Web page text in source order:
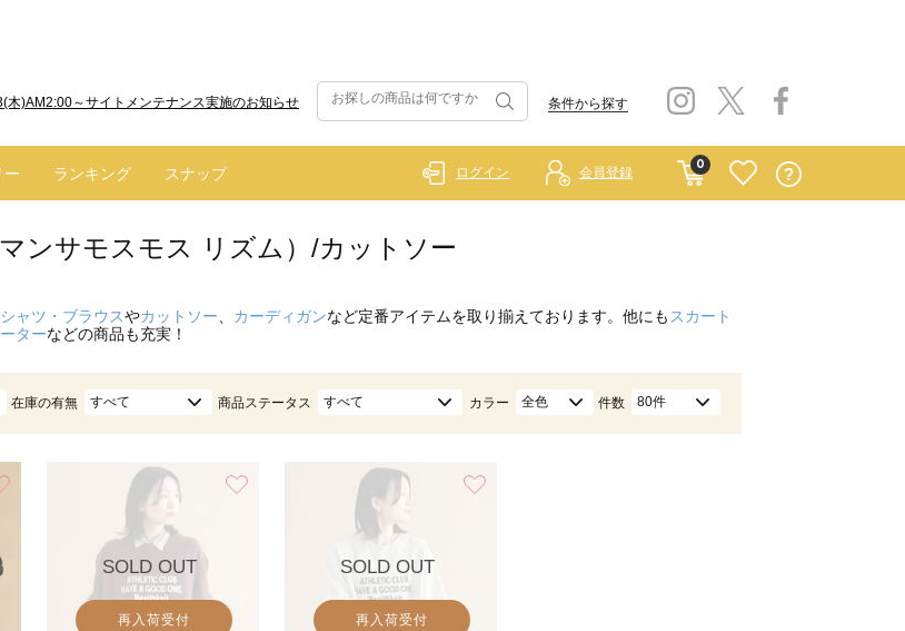
木)AM2:00～サイトメンテナンス実施のお知らせ 条件から探す
ー ランキング スナップ
0
ログイン 会員登録
ンサモスモス リズム）/カットソー
シャツ・ブラウスやカットソー カーディガンなど定番アイテムを取り揃えております。他にも スカート
ターなどの商品も充実！
在庫の有無 すべて 商品ステータス すべて カラー 全色 件数 80件
SOLD OUT
再入荷受付
SOLD OUT
再入荷受付